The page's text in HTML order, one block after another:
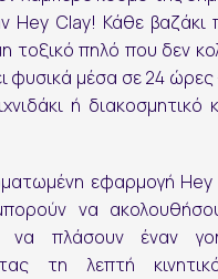
Hey Clay! Κάθε βαζάκι
τοξικό πηλό που δεν
φυσικά μέσα σε 24
ή διακοσμητικό
εφαρμογή Hey
να
να πλάσουν έναν
τη λεπτή